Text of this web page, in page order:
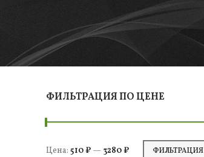
ФИЛЬТРАЦИЯ ПО ЦЕНЕ
ФИЛЬТРАЦИЯ
Цена: 510 ₽ — 3280 ₽